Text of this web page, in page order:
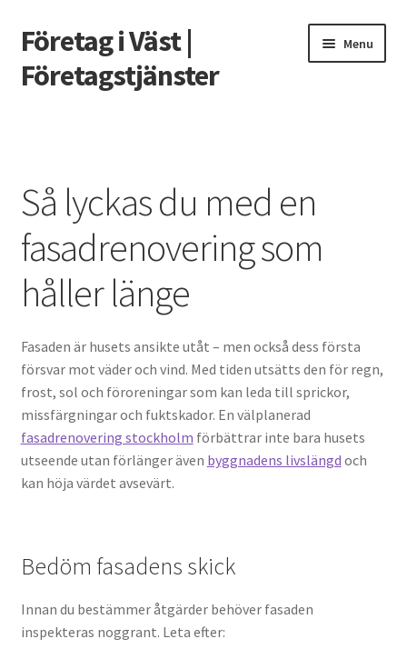
Skip
to
navigation
Skip
to
content
Företag i Väst |
Företagstjänster
Menu
Måste man skatta på utländska casinovinster?
Prissättning för Grafisk Design
Så lyckas du med en fasadrenovering som håller länge
Vad är nackdelarna med att ha mossa på takpannor?
Så lyckas du med en
fasadrenovering som
håller länge
Fasaden är husets ansikte utåt – men också dess första
försvar mot väder och vind. Med tiden utsätts den för regn,
frost, sol och föroreningar som kan leda till sprickor,
missfärgningar och fuktskador. En välplanerad
fasadrenovering stockholm förbättrar inte bara husets
utseende utan förlänger även byggnadens livslängd och
kan höja värdet avsevärt.
Bedöm fasadens skick
Innan du bestämmer åtgärder behöver fasaden
inspekteras noggrant. Leta efter: